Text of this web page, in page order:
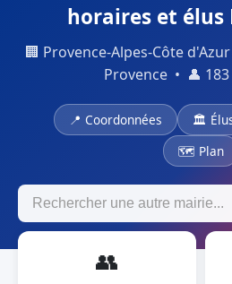
horaires et élus
🏢 Provence-Alpes-Côte
Provence • 👤
📍 Coordonnées 🏛
🗺 Plan
👥